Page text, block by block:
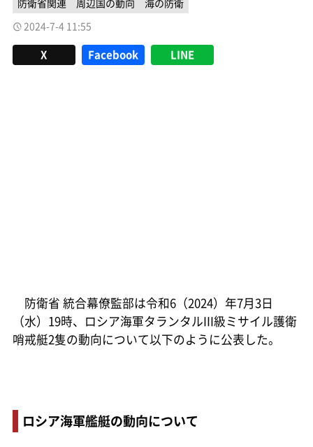
防衛省関連 周辺国の動向
海の防衛
2024-7-4 11:55
X Facebook LINE
防衛省 統合幕僚監部は令和6（2024）年7月3日
（水）19時、ロシア海軍タランタルIII級ミサイル護衛
哨戒艇2隻の動向について以下のように公表した。
ロシア海軍艦艇の動向について